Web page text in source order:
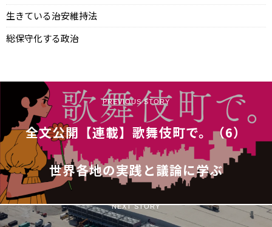
生きている治安維持法
総保守化する政治
PREVIOUS STORY
全文公開【連載】歌舞伎町で。（6）
世界各地の実践と議論に学ぶ
NEXT STORY